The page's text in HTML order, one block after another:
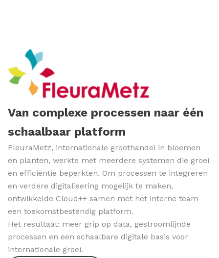
Van complexe processen naar één
schaalbaar platform
FleuraMetz, internationale groothandel in bloemen
en planten, werkte met meerdere systemen die groei
en efficiëntie beperkten. Om processen te integreren
en verdere digitalisering mogelijk te maken,
ontwikkelde Cloud++ samen met het interne team
een toekomstbestendig platform.
Het resultaat: meer grip op data, gestroomlijnde
processen en een schaalbare digitale basis voor
internationale groei.